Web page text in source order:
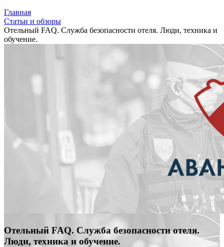
Главная
Статьи и обзоры
Отельный FAQ. Служба безопасности отеля. Люди, техника и
обучение.
Отельный FAQ. Служба безопасности отеля.
Люди, техника и обучение.